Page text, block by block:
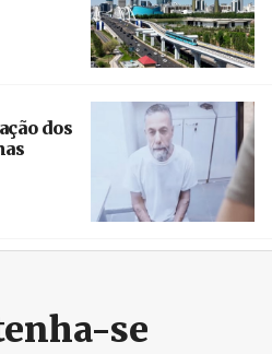
dos
se